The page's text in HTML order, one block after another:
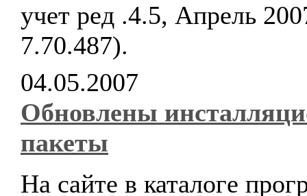
учет ред .4.5, Апрель
7.70.487).
04.05.2007
Обновлены
пакеты
На сайте в каталоге